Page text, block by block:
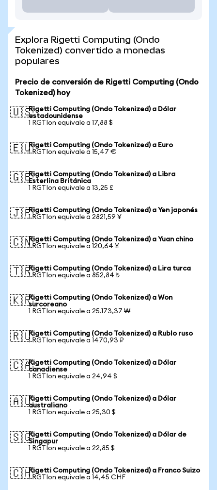
Explora Rigetti Computing (Ondo
Tokenized) convertido a monedas
populares
Precio de conversión de Rigetti Computing (Ondo
Tokenized) hoy
🇺🇸Rigetti Computing (Ondo Tokenized) a Dólar
estadounidense
1 RGTIon equivale a 17,88 $
🇪🇺Rigetti Computing (Ondo Tokenized) a Euro
1 RGTIon equivale a 15,47 €
🇬🇧Rigetti Computing (Ondo Tokenized) a Libra
Esterlina Británica
1 RGTIon equivale a 13,25 £
🇯🇵Rigetti Computing (Ondo Tokenized) a Yen japonés
1 RGTIon equivale a 2821,59 ¥
🇨🇳Rigetti Computing (Ondo Tokenized) a Yuan chino
1 RGTIon equivale a 120,64 ¥
🇹🇷Rigetti Computing (Ondo Tokenized) a Lira turca
1 RGTIon equivale a 852,84 ₺
🇰🇷Rigetti Computing (Ondo Tokenized) a Won
surcoreano
1 RGTIon equivale a 25.173,37 ₩
🇷🇺Rigetti Computing (Ondo Tokenized) a Rublo ruso
1 RGTIon equivale a 1470,93 ₽
🇨🇦Rigetti Computing (Ondo Tokenized) a Dólar
canadiense
1 RGTIon equivale a 24,94 $
🇦🇺Rigetti Computing (Ondo Tokenized) a Dólar
australiano
1 RGTIon equivale a 25,30 $
🇸🇬Rigetti Computing (Ondo Tokenized) a Dólar de
Singapur
1 RGTIon equivale a 22,85 $
🇨🇭Rigetti Computing (Ondo Tokenized) a Franco Suizo
1 RGTIon equivale a 14,45 CHF